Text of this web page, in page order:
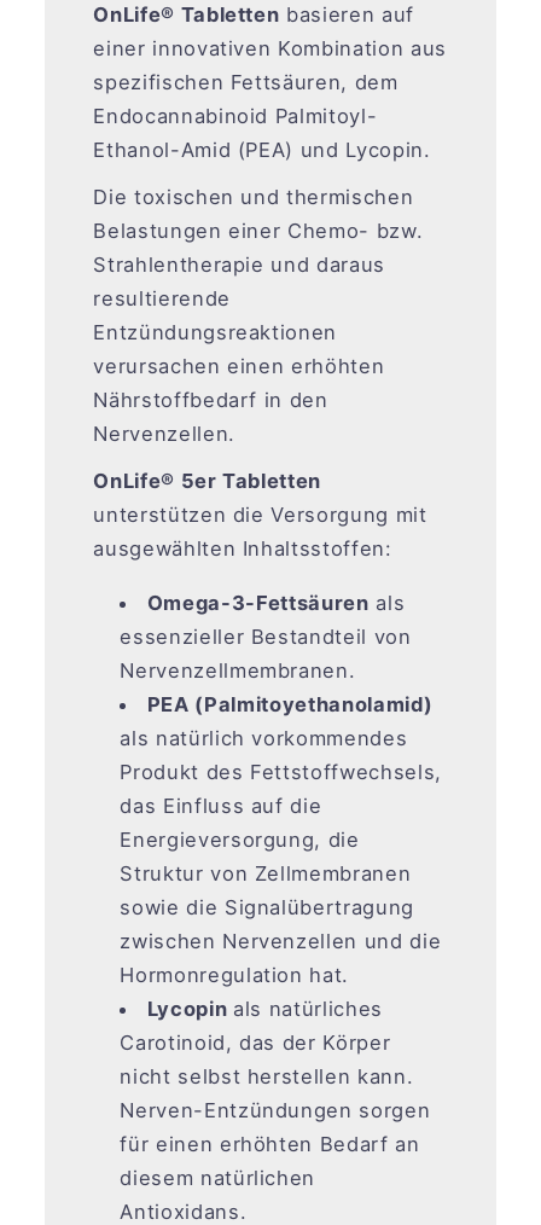
empfehlenswert.
OnLife® Tabletten basieren auf
einer innovativen Kombination aus
spezifischen Fettsäuren, dem
Endocannabinoid Palmitoyl-
Ethanol-Amid (PEA) und Lycopin.
Die toxischen und thermischen
Belastungen einer Chemo- bzw.
Strahlentherapie und daraus
resultierende
Entzündungsreaktionen
verursachen einen erhöhten
Nährstoffbedarf in den
Nervenzellen.
OnLife® 5er Tabletten
unterstützen die Versorgung mit
ausgewählten Inhaltsstoffen:
Omega-3-Fettsäuren als
essenzieller Bestandteil von
Nervenzellmembranen.
PEA (Palmitoyethanolamid)
als natürlich vorkommendes
Produkt des Fettstoffwechsels,
das Einfluss auf die
Energieversorgung, die
Struktur von Zellmembranen
sowie die Signalübertragung
zwischen Nervenzellen und die
Hormonregulation hat.
Lycopin als natürliches
Carotinoid, das der Körper
nicht selbst herstellen kann.
Nerven-Entzündungen sorgen
für einen erhöhten Bedarf an
diesem natürlichen
Antioxidans.